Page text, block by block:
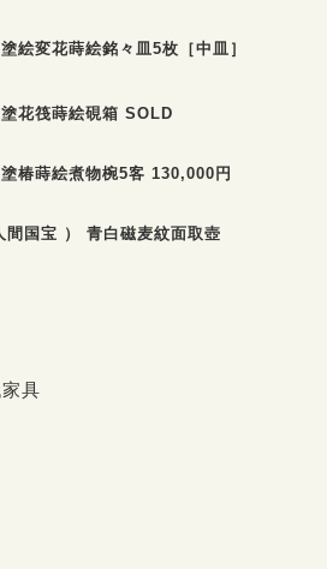
絵変花蒔絵銘々皿5枚［中皿］
塗花筏蒔絵硯箱 SOLD
塗椿蒔絵煮物椀5客 130,000円
国宝 ） 青白磁麦紋面取壺
具